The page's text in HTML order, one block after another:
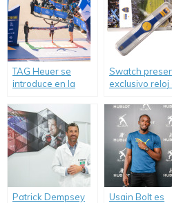
TAG Heuer se
introduce en la
maratones.
Swatch
exclusivo reloj
Patrick Dempsey
Usain Bolt es